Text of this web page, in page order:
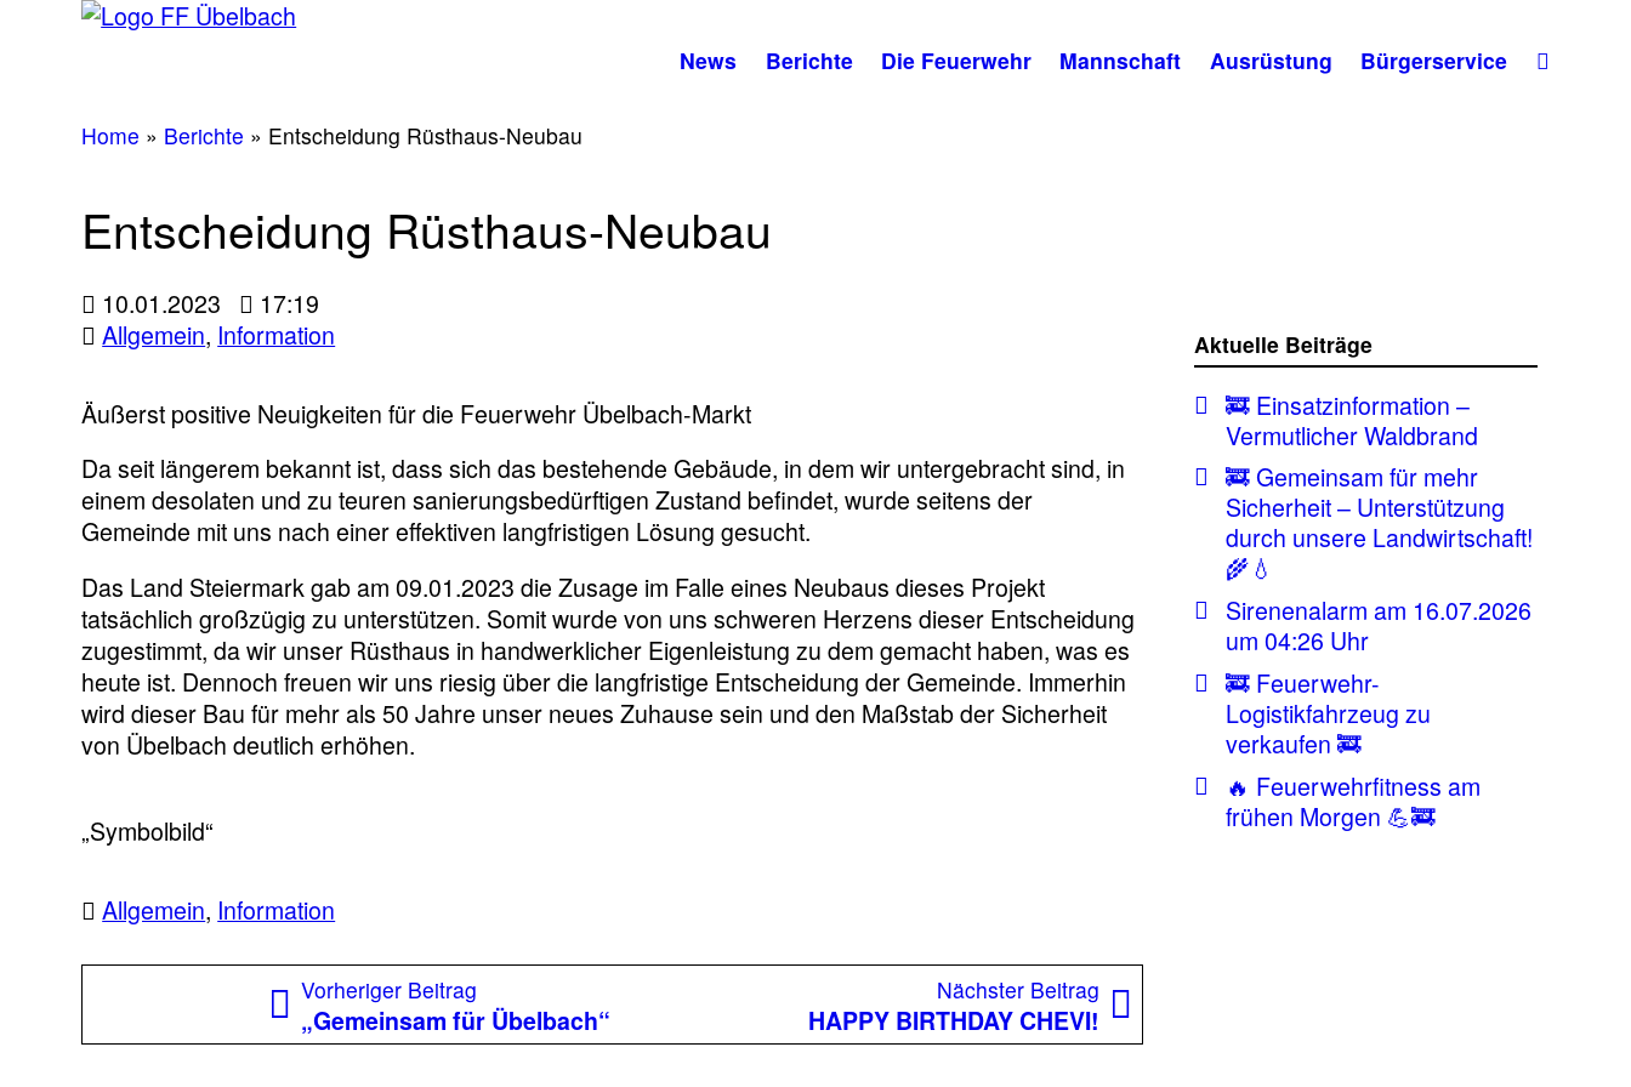
News Berichte Die Feuerwehr Mannschaft Ausrüstung Bürgerservice
Home » Berichte » Entscheidung Rüsthaus-Neubau
Entscheidung Rüsthaus-Neubau
10.01.2023
17:19
Allgemein, Information
Äußerst positive Neuigkeiten für die Feuerwehr Übelbach-Markt
Da seit längerem bekannt ist, dass sich das bestehende Gebäude, in dem wir untergebracht sind, in
einem desolaten und zu teuren sanierungsbedürftigen Zustand befindet, wurde seitens der
Gemeinde mit uns nach einer effektiven langfristigen Lösung gesucht.
Das Land Steiermark gab am 09.01.2023 die Zusage im Falle eines Neubaus dieses Projekt
tatsächlich großzügig zu unterstützen. Somit wurde von uns schweren Herzens dieser Entscheidung
zugestimmt, da wir unser Rüsthaus in handwerklicher Eigenleistung zu dem gemacht haben, was es
heute ist. Dennoch freuen wir uns riesig über die langfristige Entscheidung der Gemeinde. Immerhin
wird dieser Bau für mehr als 50 Jahre unser neues Zuhause sein und den Maßstab der Sicherheit
von Übelbach deutlich erhöhen.
„Symbolbild“
Allgemein, Information
Beitragsnavigation
Vorheriger BeitragVorheriger
Beitrag:
„Gemeinsam für Übelbach“
Nächster Beitrag Nächster
Beitrag:
HAPPY BIRTHDAY CHEVI!
Aktuelle Beiträge
🚒 Einsatzinformation –
Vermutlicher Waldbrand
🚒 Gemeinsam für mehr
Sicherheit – Unterstützung
durch unsere Landwirtschaft!
🌾💧
Sirenenalarm am 16.07.2026
um 04:26 Uhr
🚒 Feuerwehr-
Logistikfahrzeug zu
verkaufen 🚒
🔥 Feuerwehrfitness am
frühen Morgen 💪🚒